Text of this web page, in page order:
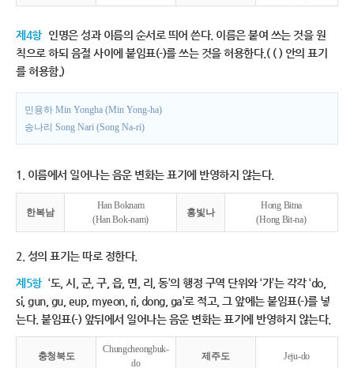
제4항 인명은 성과 이름의 순서로 띄어 쓴다. 이름은 붙여 쓰는 것을 원
칙으로 하되 음절 사이에 붙임표(-)를 쓰는 것을 허용한다.( ( ) 안의 표기
를 허용함.)
민용하 Min Yongha (Min Yong-ha)
송나리 Song Nari (Song Na-ri)
1. 이름에서 일어나는 음운 변화는 표기에 반영하지 않는다.
한복남
Han Boknam
(Han Bok-nam)
홍빛나
Hong Bitna
(Hong Bit-na)
2. 성의 표기는 따로 정한다.
제5항 ‘도, 시, 군, 구, 읍, 면, 리, 동’의 행정 구역 단위와 ‘가’는 각각 ‘do,
si, gun, gu, eup, myeon, ri, dong, ga’로 적고, 그 앞에는 붙임표(-)를 넣
는다. 붙임표(-) 앞뒤에서 일어나는 음운 변화는 표기에 반영하지 않는다.
충청북도
Chungcheongbuk-
do
제주도 Jeju-do